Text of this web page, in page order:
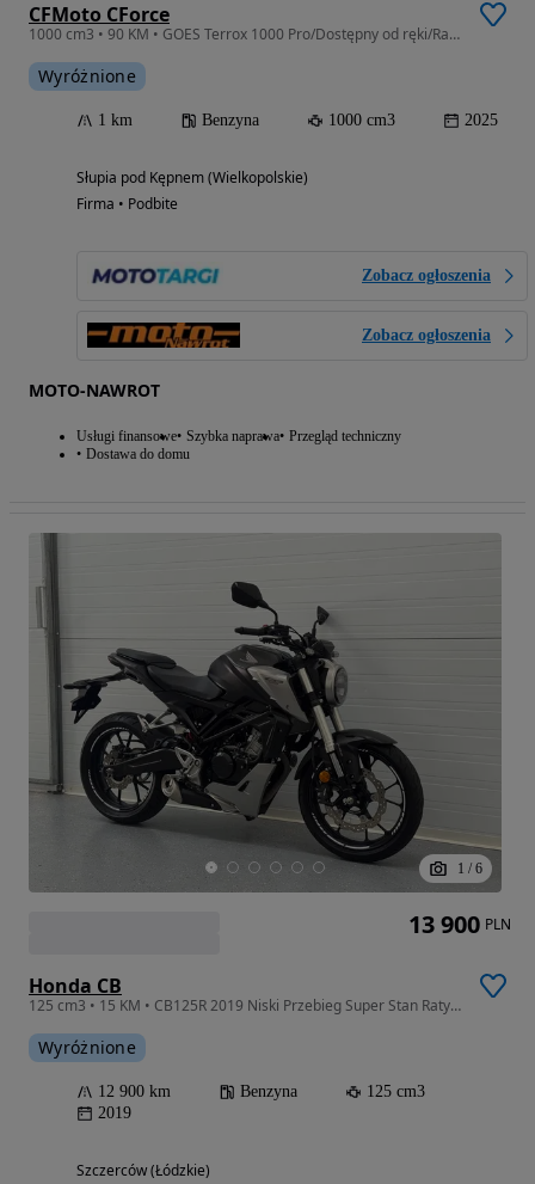
CFMoto CForce
1000 cm3 • 90 KM • GOES Terrox 1000 Pro/Dostępny od ręki/Raty/Leasing/Dostawa/Moto-Nawrot
Wyróżnione
1 km Benzyna 1000 cm3 2025
Słupia pod Kępnem (Wielkopolskie)
Firma • Podbite
Zobacz ogłoszenia
Zobacz ogłoszenia
MOTO-NAWROT
Usługi finansowe Szybka naprawa Przegląd techniczny
Dostawa do domu
1 / 6
Honda CB
125 cm3 • 15 KM • CB125R 2019 Niski Przebieg Super Stan Raty Transport Gwarancja
Wyróżnione
12 900 km Benzyna
125 cm3
2019
Szczerców (Łódzkie)
13 900 PLN